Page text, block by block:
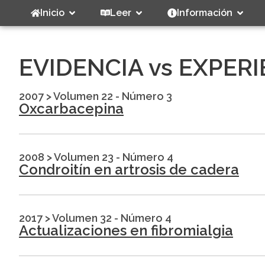
Inicio Leer Información
EVIDENCIA vs
2007 >Volumen 22 - Número 3
Oxcarbacepina
2008 >Volumen 23 - Número 4
Condroitín en artrosis de cadera
2017 >Volumen 32 - Número 4
Actualizaciones en fibromialgia